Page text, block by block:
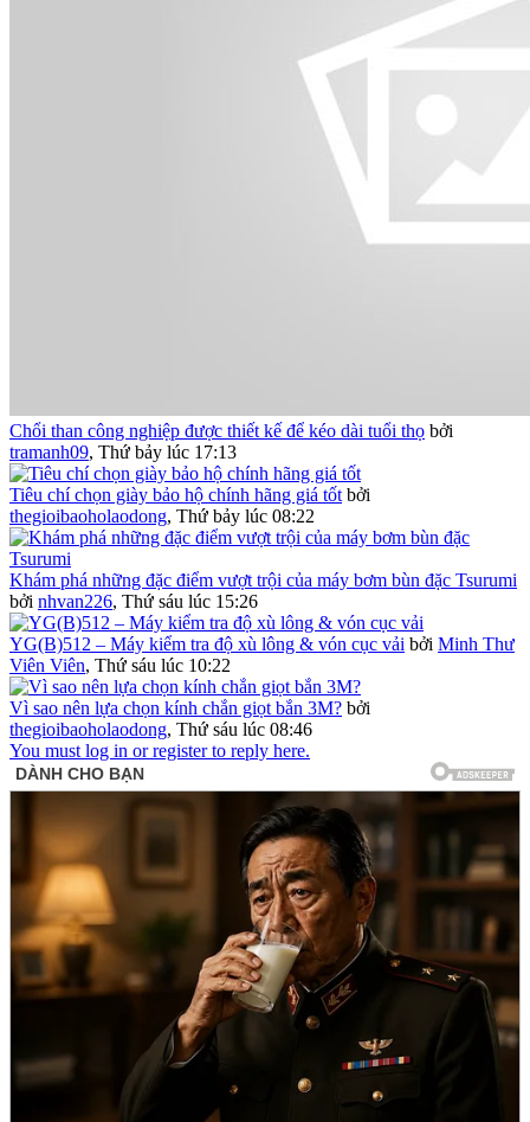
Chổi than công nghiệp được thiết kế để kéo dài tuổi thọ bởi
tramanh09, Thứ bảy lúc 17:13
Tiêu chí chọn giày bảo hộ chính hãng giá tốt bởi
thegioibaoholaodong, Thứ bảy lúc 08:22
Khám phá những đặc điểm vượt trội của máy bơm bùn đặc Tsurumi
bởi nhvan226, Thứ sáu lúc 15:26
YG(B)512 – Máy kiểm tra độ xù lông & vón cục vải bởi Minh Thư
Viên Viên, Thứ sáu lúc 10:22
Vì sao nên lựa chọn kính chắn giọt bắn 3M? bởi
thegioibaoholaodong, Thứ sáu lúc 08:46
You must log in or register to reply here.